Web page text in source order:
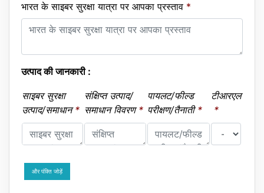
भारत के साइबर सुरक्षा यात्रा पर आपका प्रस्ताव *
उत्पाद की जानकारी :
साइबर सुरक्षा
उत्पाद/समाधान*
संक्षिप्त उत्पाद/
समाधान विवरण*
पायलट/फील्ड
परीक्षण/तैनाती*
टीआरएल
*
और पंक्ति जोड़ें